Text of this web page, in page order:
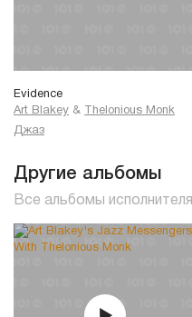
Evidence
Art Blakey &
Thelonious Monk
Джаз
Другие альбомы
Все альбомы исполнителя